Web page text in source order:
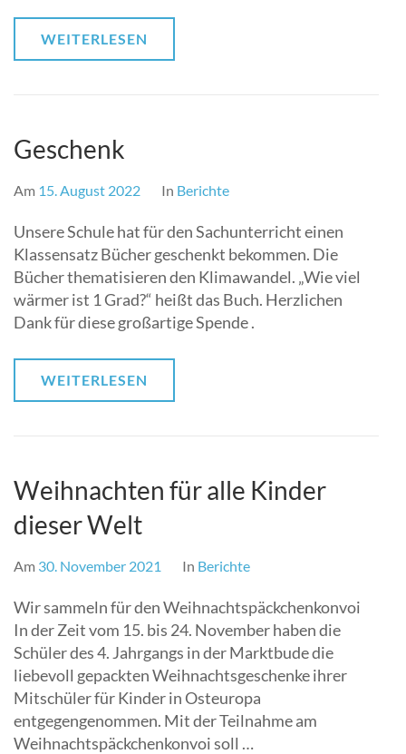
WEITERLESEN
Geschenk
Am 15. August 2022 In Berichte
Unsere Schule hat für den Sachunterricht einen
Klassensatz Bücher geschenkt bekommen. Die
Bücher thematisieren den Klimawandel. „Wie viel
wärmer ist 1 Grad?“ heißt das Buch. Herzlichen
Dank für diese großartige Spende .
WEITERLESEN
Weihnachten für alle Kinder
dieser Welt
Am 30. November 2021 In Berichte
Wir sammeln für den Weihnachtspäckchenkonvoi
In der Zeit vom 15. bis 24. November haben die
Schüler des 4. Jahrgangs in der Marktbude die
liebevoll gepackten Weihnachtsgeschenke ihrer
Mitschüler für Kinder in Osteuropa
entgegengenommen. Mit der Teilnahme am
Weihnachtspäckchenkonvoi soll …